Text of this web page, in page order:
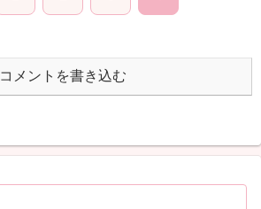
コメントを書き込む